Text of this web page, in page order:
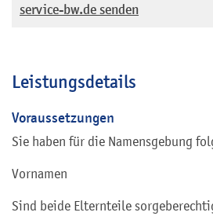
service-bw.de senden
Leistungsdetails
Voraussetzungen
Sie haben für die Namensgebung
Vornamen
Sind beide Elternteile